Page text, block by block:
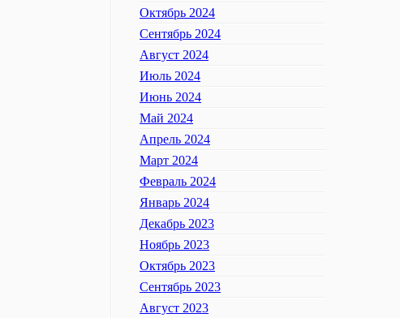
Октябрь 2024
Сентябрь 2024
Август 2024
Июль 2024
Июнь 2024
Май 2024
Апрель 2024
Март 2024
Февраль 2024
Январь 2024
Декабрь 2023
Ноябрь 2023
Октябрь 2023
Сентябрь 2023
Август 2023